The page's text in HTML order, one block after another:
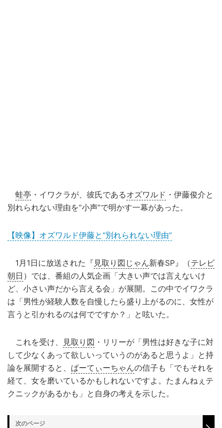
蛙亭 ・イワクラが、彼氏であるオズワルド ・伊藤俊介と
別れられない理由を“小声”で明かす一幕があった。
【映像】オズワルド伊藤と“別れられない理由”
1月1日に放送された『 見取り図じゃん新春SP』（テレビ
朝日 ）では、番組の人気企画「大きい声では言えないけ
ど、小さい声だから言える会」が展開。この中でイワクラ
は「男性が経験人数を自慢したら盛り上がるのに、女性が
言うと引かれるのは何でですか？」と呟いた。
これを受け、 見取り図 ・リリーが「男性は好きな子に対
して少なくあって欲しいっていうのがあると思うよ」と持
論を展開すると、 ぱーてぃーちゃんの信子も「でもそれを
経て、女を磨いているかもしれないですよ。たまんねぇテ
クニックがあるかも」と自身の考えを示した。